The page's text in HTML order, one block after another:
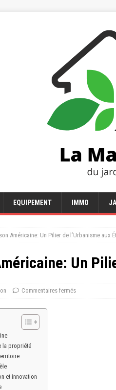
EQUIPEMENT IMMO
Américaine: Un Pilier de l’Urbanisme aux
Un
Commentaires fermés
la propriété
et innovation